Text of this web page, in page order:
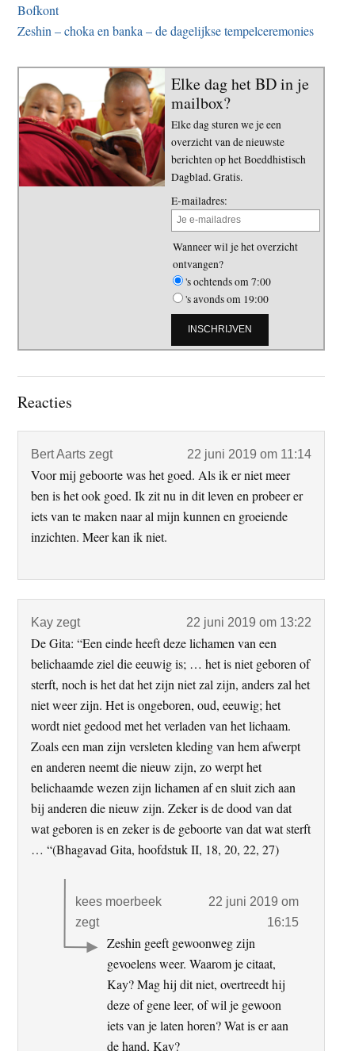
Bofkont
Zeshin – choka en banka – de dagelijkse tempelceremonies
Elke dag het BD in je
mailbox?
Elke dag sturen we je een
overzicht van de nieuwste
berichten op het Boeddhistisch
Dagblad. Gratis.
E-mailadres:
Wanneer wil je het overzicht
ontvangen?
's ochtends om 7:00
's avonds om 19:00
Lees
Reacties
Bert Aarts zegt 22 juni 2019 om 11:14
Voor mij geboorte was het goed. Als ik er niet meer
ben is het ook goed. Ik zit nu in dit leven en probeer er
iets van te maken naar al mijn kunnen en groeiende
inzichten. Meer kan ik niet.
Kay zegt 22 juni 2019 om 13:22
De Gita: “Een einde heeft deze lichamen van een
belichaamde ziel die eeuwig is; … het is niet geboren of
sterft, noch is het dat het zijn niet zal zijn, anders zal het
niet weer zijn. Het is ongeboren, oud, eeuwig; het
wordt niet gedood met het verladen van het lichaam.
Zoals een man zijn versleten kleding van hem afwerpt
en anderen neemt die nieuw zijn, zo werpt het
belichaamde wezen zijn lichamen af ​​en sluit zich aan
bij anderen die nieuw zijn. Zeker is de dood van dat
wat geboren is en zeker is de geboorte van dat wat sterft
… “(Bhagavad Gita, hoofdstuk II, 18, 20, 22, 27)
kees moerbeek
zegt
22 juni 2019 om
16:15
Zeshin geeft gewoonweg zijn
gevoelens weer. Waarom je citaat,
Kay? Mag hij dit niet, overtreedt hij
deze of gene leer, of wil je gewoon
iets van je laten horen? Wat is er aan
de hand, Kay?